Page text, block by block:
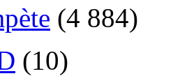
(4 884)
(10)